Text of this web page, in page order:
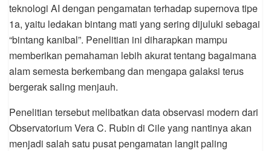
teknologi AI dengan pengamatan terhadap supernova tipe
1a, yaitu ledakan bintang mati yang sering dijuluki sebagai
“bintang kanibal”. Penelitian ini diharapkan mampu
memberikan pemahaman lebih akurat tentang bagaimana
alam semesta berkembang dan mengapa galaksi terus
bergerak saling menjauh.
Penelitian tersebut melibatkan data observasi modern dari
Observatorium Vera C. Rubin di Cile yang nantinya akan
menjadi salah satu pusat pengamatan langit paling